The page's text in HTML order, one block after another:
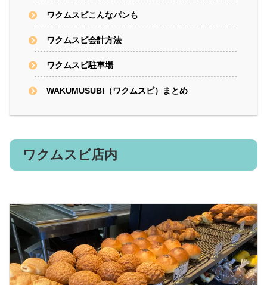
ワクムスビこんなパンも
ワクムスビ会計方法
ワクムスビ駐車場
WAKUMUSUBI（ワクムスビ）まとめ
ワクムスビ店内